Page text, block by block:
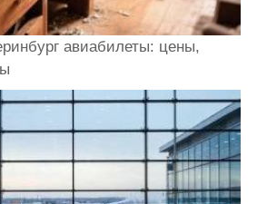
авиабилеты: цены,